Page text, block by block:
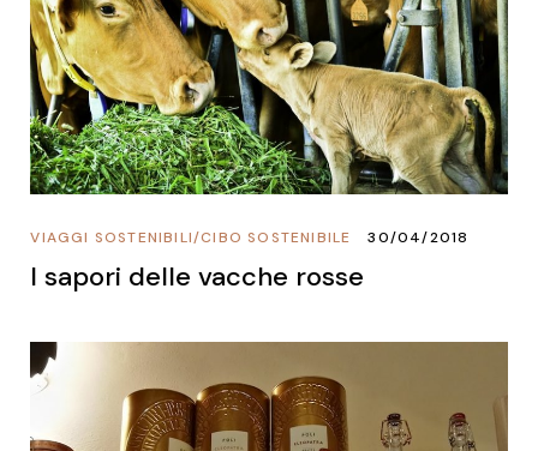
CIBO SOSTENIBILE
/
VIAGGI SOSTENIBILI 30/04/2018
I sapori delle vacche rosse